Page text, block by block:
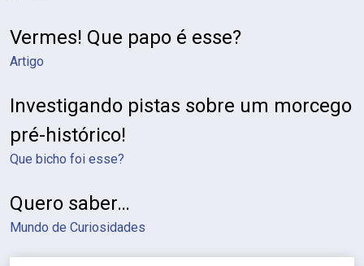
Vermes! Que papo é esse?
Artigo
Investigando pistas sobre um morcego
pré-histórico!
Que bicho foi esse?
Quero saber…
Mundo de Curiosidades